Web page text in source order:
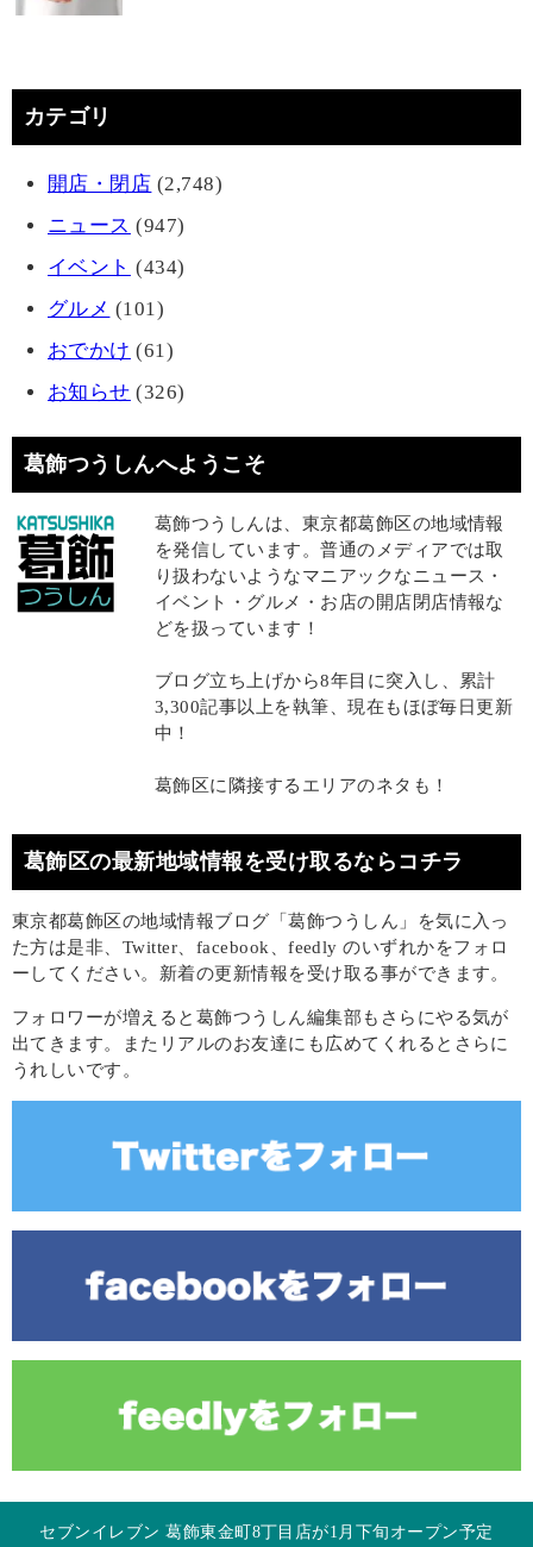
カテゴリ
開店・閉店 (2,748)
ニュース (947)
イベント (434)
グルメ (101)
おでかけ (61)
お知らせ (326)
葛飾つうしんへようこそ
葛飾つうしんは、東京都葛飾区の地域情報
を発信しています。普通のメディアでは取
り扱わないようなマニアックなニュース・
イベント・グルメ・お店の開店閉店情報な
どを扱っています！
ブログ立ち上げから8年目に突入し、累計
3,300記事以上を執筆、現在もほぼ毎日更新
中！
葛飾区に隣接するエリアのネタも！
葛飾区の最新地域情報を受け取るならコチラ
東京都葛飾区の地域情報ブログ「葛飾つうしん」を気に入っ
た方は是非、Twitter、facebook、feedly のいずれかをフォロ
ーしてください。新着の更新情報を受け取る事ができます。
フォロワーが増えると葛飾つうしん編集部もさらにやる気が
出てきます。またリアルのお友達にも広めてくれるとさらに
うれしいです。
セブンイレブン 葛飾東金町8丁目店が1月下旬オープン予定